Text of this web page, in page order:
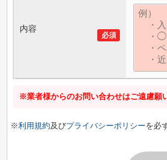
必須
内容
※業者様からのお問い合わせはご遠慮願
※利用規約及びプライバシーポリシーを必